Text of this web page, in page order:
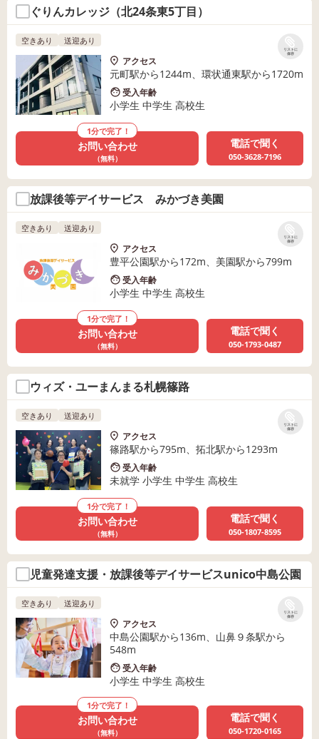
ぐりんカレッジ（北24条東5丁目）
リストに
保存
空きあり 送迎あり
アクセス
元町駅から1244m、環状通東駅から1720m
受入年齢
小学生 中学生 高校生
1分で完了！
お問い合わせ
（無料）
電話で聞く
050-3628-7196
放課後等デイサービス みかづき美園
リストに
保存
空きあり 送迎あり
アクセス
豊平公園駅から172m、美園駅から799m
受入年齢
小学生 中学生 高校生
1分で完了！
お問い合わせ
（無料）
電話で聞く
050-1793-0487
ウィズ・ユーまんまる札幌篠路
リストに
保存
空きあり 送迎あり
アクセス
篠路駅から795m、拓北駅から1293m
受入年齢
未就学 小学生 中学生 高校生
1分で完了！
お問い合わせ
（無料）
電話で聞く
050-1807-8595
児童発達支援・放課後等デイサービスunico中島公園
リストに
保存
空きあり 送迎あり
アクセス
中島公園駅から136m、山鼻９条駅から
548m
受入年齢
小学生 中学生 高校生
1分で完了！
お問い合わせ
（無料）
電話で聞く
050-1720-0165